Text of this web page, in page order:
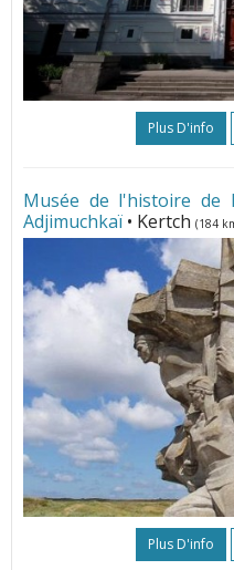
Plus D'info
Musée de l'histoire de
Adjimuchkaї • Kertch (184
Plus D'info